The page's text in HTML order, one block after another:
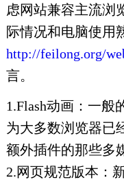
虑网站兼容主流浏
际情况和电脑使用
http://feilong.org/
言。
1.Flash动画：一般
为大多数浏览器已
额外插件的那些多
2.网页规范版本：